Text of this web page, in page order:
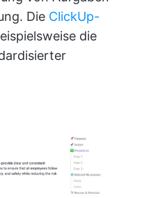
Die ClickUp-
die